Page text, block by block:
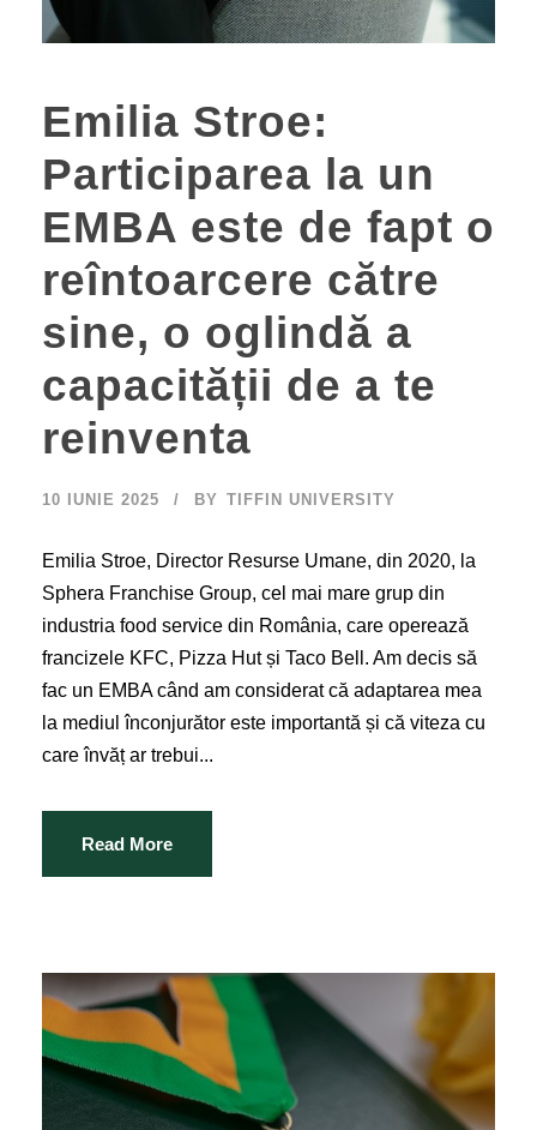
Emilia Stroe:
Participarea la un
EMBA este de fapt o
reîntoarcere către
sine, o oglindă a
capacității de a te
reinventa
10 IUNIE 2025 BY TIFFIN UNIVERSITY
Emilia Stroe, Director Resurse Umane, din 2020, la
Sphera Franchise Group, cel mai mare grup din
industria food service din România, care operează
francizele KFC, Pizza Hut și Taco Bell. Am decis să
fac un EMBA când am considerat că adaptarea mea
la mediul înconjurător este importantă și că viteza cu
care învăț ar trebui...
Read More